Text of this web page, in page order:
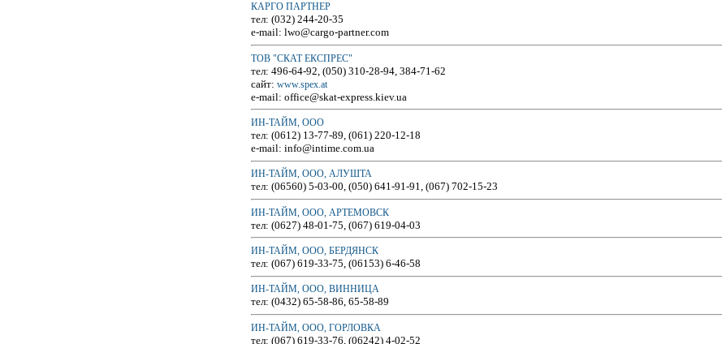
КАРГО ПАРТНЕР
тел: (032) 244-20-35
e-mail: lwo@cargo-partner.com
ТОВ "СКАТ ЕКСПРЕС"
тел: 496-64-92, (050) 310-28-94, 384-71-62
сайт:www.spex.at
e-mail: office@skat-express.kiev.ua
ИН-ТАЙМ, ООО
тел: (0612) 13-77-89, (061) 220-12-18
e-mail: info@intime.com.ua
ИН-ТАЙМ, ООО, АЛУШТА
тел: (06560) 5-03-00, (050) 641-91-91, (067) 702-15-23
ИН-ТАЙМ, ООО, АРТЕМОВСК
тел: (0627) 48-01-75, (067) 619-04-03
ИН-ТАЙМ, ООО, БЕРДЯНСК
тел: (067) 619-33-75, (06153) 6-46-58
ИН-ТАЙМ, ООО, ВИННИЦА
тел: (0432) 65-58-86, 65-58-89
ИН-ТАЙМ, ООО, ГОРЛОВКА
тел: (067) 619-33-76, (06242) 4-02-52